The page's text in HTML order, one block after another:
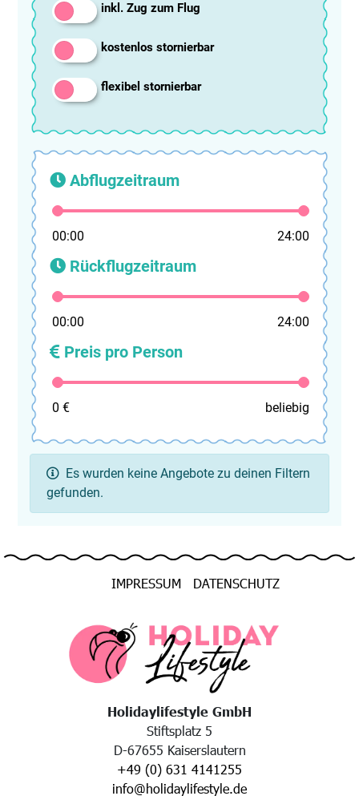
inkl. Zug zum Flug
kostenlos stornierbar
flexibel stornierbar
Abflugzeitraum
00:00 24:00
Rückflugzeitraum
00:00 24:00
Preis pro Person
0 € beliebig
Es wurden keine Angebote zu deinen Filtern
gefunden.
IMPRESSUM DATENSCHUTZ
Holidaylifestyle GmbH
Stiftsplatz 5
D-67655 Kaiserslautern
+49 (0) 631 4141255
info@holidaylifestyle.de